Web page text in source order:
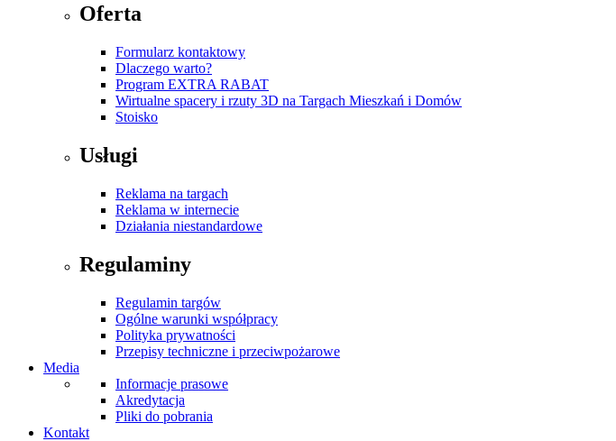
Oferta
Formularz kontaktowy
Dlaczego warto?
Program EXTRA RABAT
Wirtualne spacery i rzuty 3D na Targach Mieszkań i Domów
Stoisko
Usługi
Reklama na targach
Reklama w internecie
Działania niestandardowe
Regulaminy
Regulamin targów
Ogólne warunki współpracy
Polityka prywatności
Przepisy techniczne i przeciwpożarowe
Media
Informacje prasowe
Akredytacja
Pliki do pobrania
Kontakt